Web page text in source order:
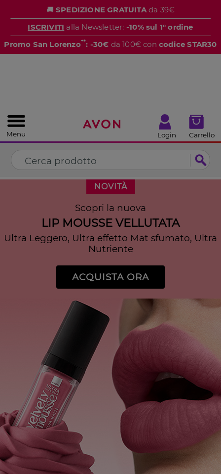
🚚 SPEDIZIONE GRATUITAda 39€
ISCRIVITI alla Newsletter: -10% sul 1° ordine
Promo San Lorenzo**: -30€ da 100€ con codice STAR30
Menu Login Carrello
NOVITÀ
Scopri la nuova
LIP MOUSSE VELLUTATA
Ultra Leggero, Ultra effetto Mat sfumato, Ultra
Nutriente
ACQUISTA ORA
CHIUDI